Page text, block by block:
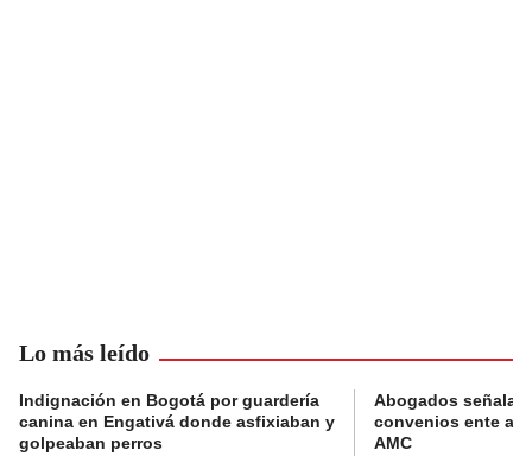
Lo más leído
Indignación en Bogotá por guardería
canina en Engativá donde asfixiaban y
golpeaban perros
Abogados
convenios ente
AMC